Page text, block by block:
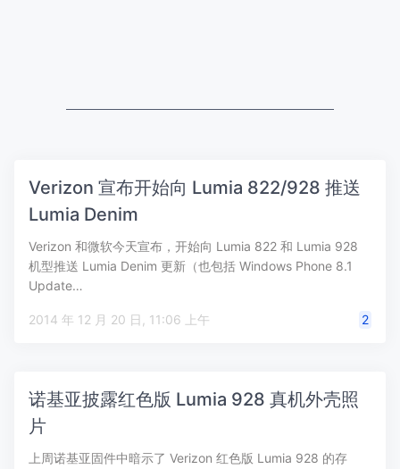
Verizon 宣布开始向 Lumia 822/928 推送
Lumia Denim
Verizon 和微软今天宣布，开始向 Lumia 822 和 Lumia 928
机型推送 Lumia Denim 更新（也包括 Windows Phone 8.1
Update…
2014 年 12 月 20 日, 11:06 上午 2
诺基亚披露红色版 Lumia 928 真机外壳照
片
上周诺基亚固件中暗示了 Verizon 红色版 Lumia 928 的存